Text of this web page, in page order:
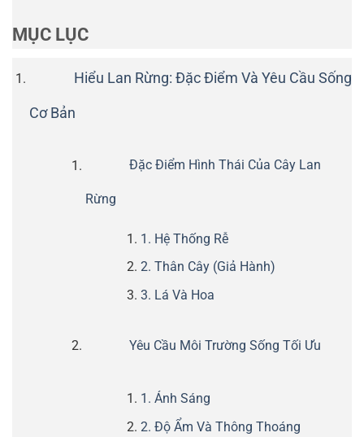
MỤC LỤC
Hiểu Lan Rừng: Đặc Điểm Và Yêu Cầu Sống
Cơ Bản
Đặc Điểm Hình Thái Của Cây Lan
Rừng
1. Hệ Thống Rễ
2. Thân Cây (Giả Hành)
3. Lá Và Hoa
Yêu Cầu Môi Trường Sống Tối Ưu
1. Ánh Sáng
2. Độ Ẩm Và Thông Thoáng